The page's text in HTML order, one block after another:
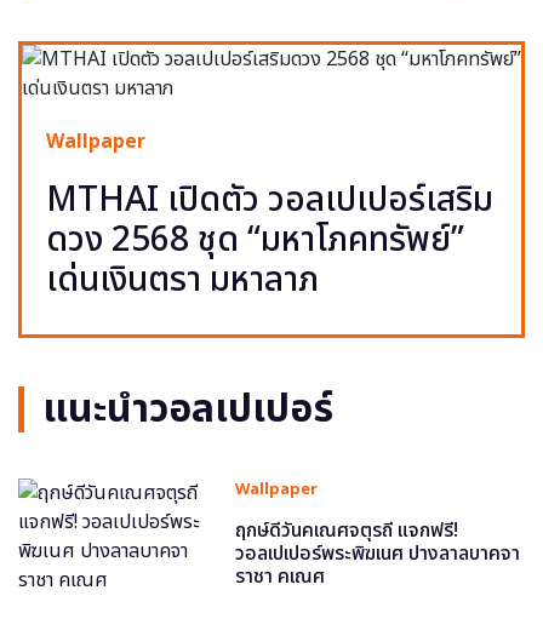
Wallpaper
MTHAI เปิดตัว วอลเปเปอร์เสริม
ดวง 2568 ชุด “มหาโภคทรัพย์”
เด่นเงินตรา มหาลาภ
แนะนำวอลเปเปอร์
Wallpaper
ฤกษ์ดีวันคเณศจตุรถี แจกฟรี!
วอลเปเปอร์พระพิฆเนศ ปางลาลบาคจา
ราชา คเณศ